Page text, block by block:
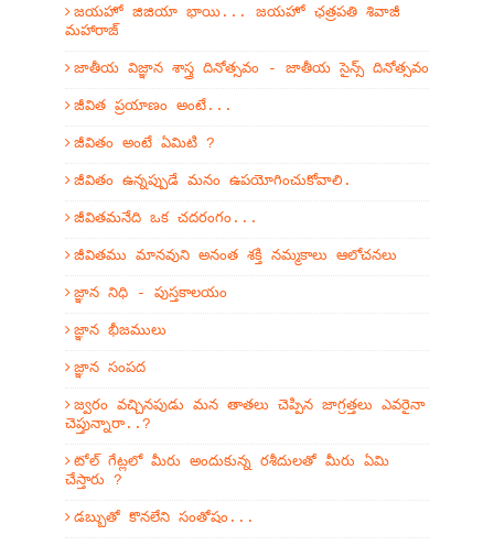
జయహో జిజియా భాయి... జయహో ఛత్రపతి శివాజీ
మహారాజ్
జాతీయ విజ్ఞాన శాస్త్ర దినోత్సవం - జాతీయ సైన్స్ దినోత్సవం
జీవిత ప్రయాణం అంటే...
జీవితం అంటే ఏమిటి ?
జీవితం ఉన్నప్పుడే మనం ఉపయోగించుకోవాలి.
జీవితమనేది ఒక చదరంగం...
జీవితము మానవుని అనంత శక్తి నమ్మకాలు ఆలోచనలు
జ్ఞాన నిధి - పుస్తకాలయం
జ్ఞాన భీజములు
జ్ఞాన సంపద
జ్వరం వచ్చినపుడు మన తాతలు చెప్పిన జాగ్రత్తలు ఎవరైనా
చెప్తున్నారా..?
టోల్ గేట్లలో మీరు అందుకున్న రశీదులతో మీరు ఏమి
చేస్తారు ?
డబ్బుతో కొనలేని సంతోషం...